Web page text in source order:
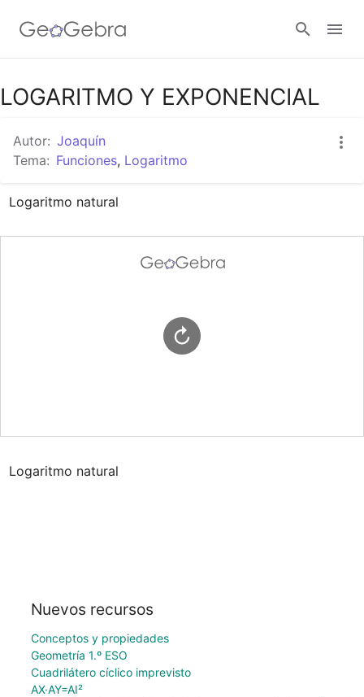
Google Classroom
GeoGebra Classroom
LOGARITMO Y EXPONENCIAL
Autor: Joaquín
Tema: Funciones, Logaritmo
Logaritmo natural
Logaritmo natural
Nuevos recursos
Conceptos y propiedades
Geometría 1.º ESO
Cuadrilátero cíclico imprevisto
AX·AY=AI²